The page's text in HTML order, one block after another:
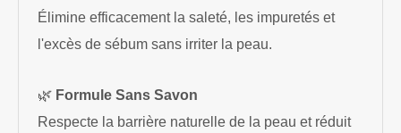
Élimine efficacement la saleté, les impuretés et
l'excès de sébum sans irriter la peau.
🌿 Formule Sans Savon
Respecte la barrière naturelle de la peau et réduit